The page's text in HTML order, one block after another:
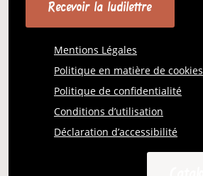
Mentions Légales
Politique en matière de cookies
Politique de confidentialité
Conditions d’utilisation
Déclaration d’accessibilité